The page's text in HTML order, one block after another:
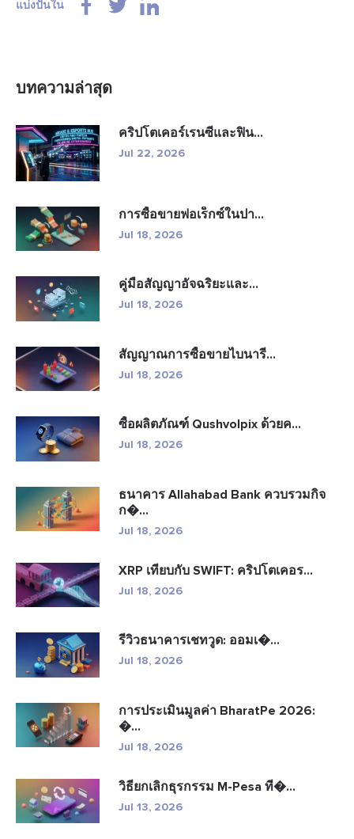
แบ่งปันใน
บทความล่าสุด
คริปโตเคอร์เรนซีและฟิน...
Jul 22, 2026
การซื้อขายฟอเร็กซ์ในปา...
Jul 18, 2026
คู่มือสัญญาอัจฉริยะและ...
Jul 18, 2026
สัญญาณการซื้อขายไบนารี...
Jul 18, 2026
ซื้อผลิตภัณฑ์ Qushvolpix ด้วยค...
Jul 18, 2026
ธนาคาร Allahabad Bank ควบรวมกิจ
ก�...
Jul 18, 2026
XRP เทียบกับ SWIFT: คริปโตเคอร...
Jul 18, 2026
รีวิวธนาคารเชทวูด: ออมเ�...
Jul 18, 2026
การประเมินมูลค่า BharatPe 2026:
�...
Jul 18, 2026
วิธียกเลิกธุรกรรม M-Pesa ที�...
Jul 13, 2026